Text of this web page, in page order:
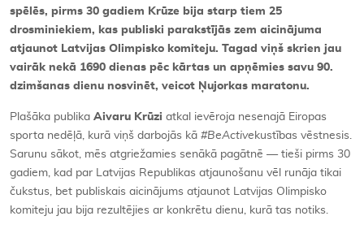
spēlēs, pirms 30 gadiem Krūze bija starp tiem 25
drosminiekiem, kas publiski parakstījās zem aicinājuma
atjaunot Latvijas Olimpisko komiteju. Tagad viņš skrien jau
vairāk nekā 1690 dienas pēc kārtas un apņēmies savu 90.
dzimšanas dienu nosvinēt, veicot Ņujorkas maratonu.
Plašāka publika Aivaru Krūzi atkal ievēroja nesenajā Eiropas
sporta nedēļā, kurā viņš darbojās kā #BeActive kustības vēstnesis.
Sarunu sākot, mēs atgriežamies senākā pagātnē — tieši pirms 30
gadiem, kad par Latvijas Republikas atjaunošanu vēl runāja tikai
čukstus, bet publiskais aicinājums atjaunot Latvijas Olimpisko
komiteju jau bija rezultējies ar konkrētu dienu, kurā tas notiks.